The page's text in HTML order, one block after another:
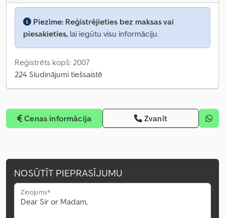
Piezīme: Reģistrējieties bez maksas vai
piesakieties, lai iegūtu visu informāciju.
Reģistrēts kopš: 2007
224 Sludinājumi tiešsaistē
Cenas informācija Zvanīt
NOSŪTĪT PIEPRASĪJUMU
Ziņojums*